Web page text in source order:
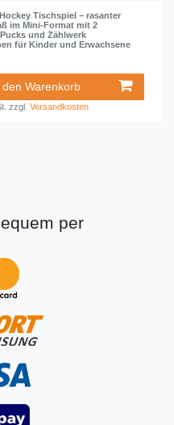
Tischspiel – rasanter
im Mini-Format mit 2
und Zählwerk
für Kinder und Erwachsene
den Warenkorb
zzgl.Versandkosten
per